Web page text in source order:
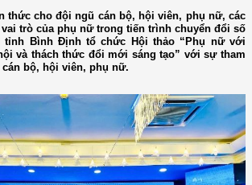
thức cho đội ngũ cán bộ, hội viên, phụ nữ, các
trò của phụ nữ trong tiến trình chuyển đổi số
tỉnh Bình Định tổ chức Hội thảo “Phụ nữ với
và thách thức đổi mới sáng tạo” với sự tham
bộ, hội viên, phụ nữ.